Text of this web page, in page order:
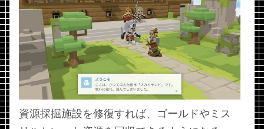
資源採掘施設を修復すれば、ゴールドやミス